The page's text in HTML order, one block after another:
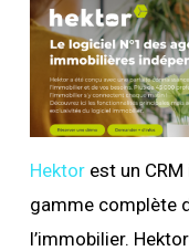
Hektorest un
gamme complète
l’immobilier.